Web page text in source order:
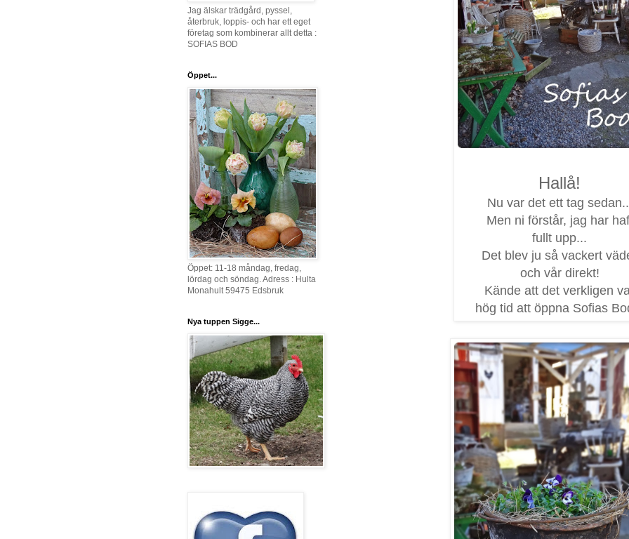
Hallå!
Nu var det ett tag
Men ni förstår, jag har
fullt upp...
Det blev ju så vackert
och vår direkt!
Kände att det verkligen
hög tid att öppna Sofias
Jag älskar trädgård, pyssel,
återbruk, loppis- och har ett eget
företag som kombinerar allt detta :
SOFIAS BOD
Öppet...
Öppet: 11-18 måndag, fredag,
lördag och söndag. Adress : Hulta
Monahult 59475 Edsbruk
Nya tuppen Sigge...